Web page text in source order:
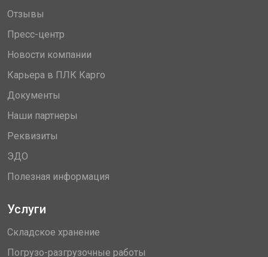
Отзывы
Пресс-центр
Новости компании
Карьера в ПЛК Карго
Документы
Наши партнеры
Реквизиты
ЭДО
Полезная информация
Услуги
Складское хранение
Погрузо-разгрузочные работы